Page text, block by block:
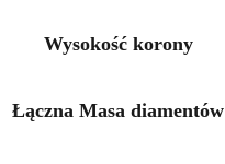
Wysokość korony
Łączna Masa diamentów